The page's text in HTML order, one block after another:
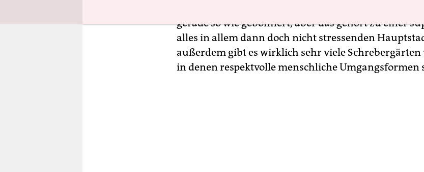
gerade so wie gebohnert, aber das gehört zu einer
alles in allem dann doch nicht stressenden
außerdem gibt es wirklich sehr viele
in denen respektvolle menschliche Umgangsformen